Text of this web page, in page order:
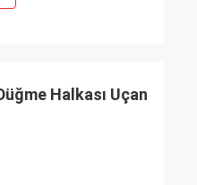
Halkası Uçan